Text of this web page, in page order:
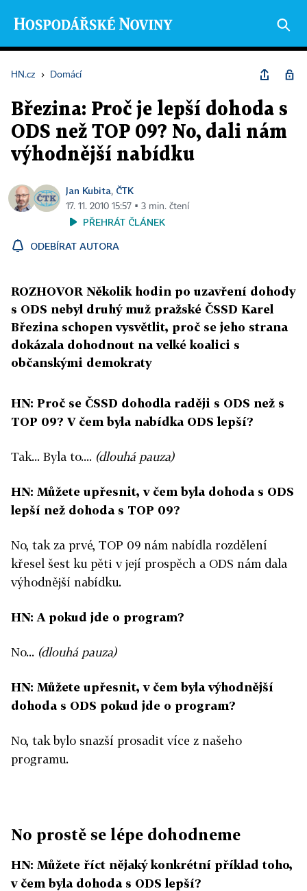
HN.cz › Domácí
Březina: Proč je lepší dohoda s
ODS než TOP 09? No, dali nám
výhodnější nabídku
Jan Kubita, ČTK
17. 11. 2010 15:57 ▪ 3 min. čtení
PŘEHRÁT ČLÁNEK
ODEBÍRAT AUTORA
ROZHOVOR Několik hodin po uzavření dohody
s ODS nebyl druhý muž pražské ČSSD Karel
Březina schopen vysvětlit, proč se jeho strana
dokázala dohodnout na velké koalici s
občanskými demokraty
HN: Proč se ČSSD dohodla raději s ODS než s
TOP 09? V čem byla nabídka ODS lepší?
Tak... Byla to.... (dlouhá pauza)
HN: Můžete upřesnit, v čem byla dohoda s ODS
lepší než dohoda s TOP 09?
No, tak za prvé, TOP 09 nám nabídla rozdělení
křesel šest ku pěti v její prospěch a ODS nám dala
výhodnější nabídku.
HN: A pokud jde o program?
No... (dlouhá pauza)
HN: Můžete upřesnit, v čem byla výhodnější
dohoda s ODS pokud jde o program?
No, tak bylo snazší prosadit více z našeho
programu.
No prostě se lépe dohodneme
HN: Můžete říct nějaký konkrétní příklad toho,
v čem byla dohoda s ODS lepší?